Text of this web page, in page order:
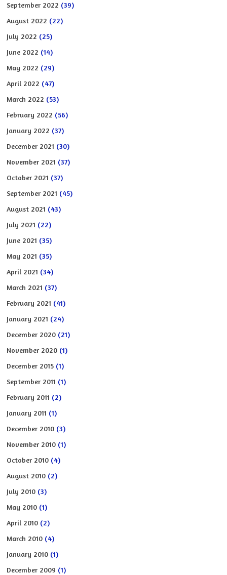
September 2022 (39)
August 2022 (22)
July 2022 (25)
June 2022 (14)
May 2022 (29)
April 2022 (47)
March 2022 (53)
February 2022 (56)
January 2022 (37)
December 2021 (30)
November 2021 (37)
October 2021 (37)
September 2021 (45)
August 2021 (43)
July 2021 (22)
June 2021 (35)
May 2021 (35)
April 2021 (34)
March 2021 (37)
February 2021 (41)
January 2021 (24)
December 2020 (21)
November 2020 (1)
December 2015 (1)
September 2011 (1)
February 2011 (2)
January 2011 (1)
December 2010 (3)
November 2010 (1)
October 2010 (4)
August 2010 (2)
July 2010 (3)
May 2010 (1)
April 2010 (2)
March 2010 (4)
January 2010 (1)
December 2009 (1)